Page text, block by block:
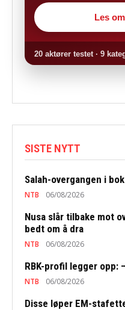
Les
20 aktører testet · 9
SISTE NYTT
Salah-overgangen i
NTB 06/08/2026
Nusa slår tilbake mot
bedt om å dra
NTB 06/08/2026
RBK-profil legger opp:
NTB 06/08/2026
Disse løper EM-